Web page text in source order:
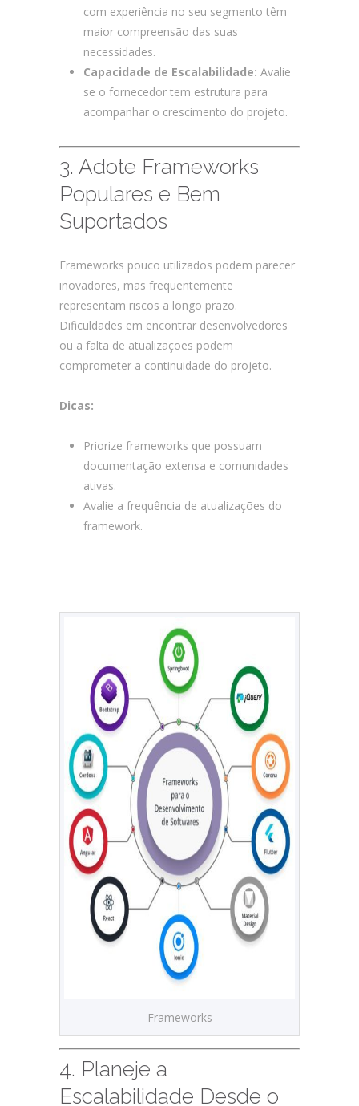
com experiência no seu segmento têm
maior compreensão das suas
necessidades.
Capacidade de Escalabilidade: Avalie
se o fornecedor tem estrutura para
acompanhar o crescimento do projeto.
3. Adote Frameworks
Populares e Bem
Suportados
Frameworks pouco utilizados podem parecer
inovadores, mas frequentemente
representam riscos a longo prazo.
Dificuldades em encontrar desenvolvedores
ou a falta de atualizações podem
comprometer a continuidade do projeto.
Dicas:
Priorize frameworks que possuam
documentação extensa e comunidades
ativas.
Avalie a frequência de atualizações do
framework.
Frameworks
4. Planeje a
Escalabilidade Desde o